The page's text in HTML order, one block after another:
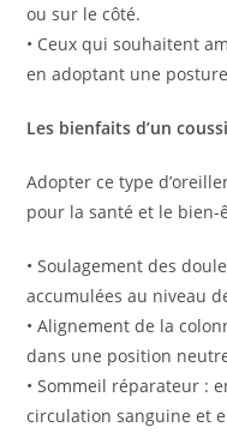
ou sur le côté.
• Ceux qui souhaitent
en adoptant une
Les bienfaits d’un
Adopter ce type
pour la santé et le bien-
• Soulagement des
accumulées au niveau
• Alignement de la
dans une position
• Sommeil réparateur :
circulation sanguine et